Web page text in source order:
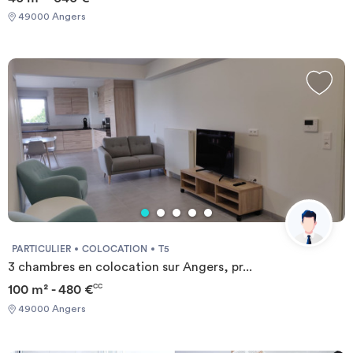
49000 Angers
PARTICULIER COLOCATION T5
3 chambres en colocation sur Angers, pr...
100 m² - 480 €CC
49000 Angers